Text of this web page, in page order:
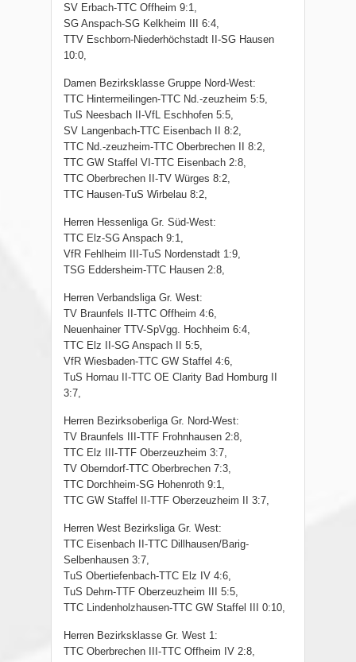
SV Erbach-TTC Offheim 9:1,
SG Anspach-SG Kelkheim III 6:4,
TTV Eschborn-Niederhöchstadt II-SG Hausen
10:0,
Damen Bezirksklasse Gruppe Nord-West:
TTC Hintermeilingen-TTC Nd.-zeuzheim 5:5,
TuS Neesbach II-VfL Eschhofen 5:5,
SV Langenbach-TTC Eisenbach II 8:2,
TTC Nd.-zeuzheim-TTC Oberbrechen II 8:2,
TTC GW Staffel VI-TTC Eisenbach 2:8,
TTC Oberbrechen II-TV Würges 8:2,
TTC Hausen-TuS Wirbelau 8:2,
Herren Hessenliga Gr. Süd-West:
TTC Elz-SG Anspach 9:1,
VfR Fehlheim III-TuS Nordenstadt 1:9,
TSG Eddersheim-TTC Hausen 2:8,
Herren Verbandsliga Gr. West:
TV Braunfels II-TTC Offheim 4:6,
Neuenhainer TTV-SpVgg. Hochheim 6:4,
TTC Elz II-SG Anspach II 5:5,
VfR Wiesbaden-TTC GW Staffel 4:6,
TuS Hornau II-TTC OE Clarity Bad Homburg II
3:7,
Herren Bezirksoberliga Gr. Nord-West:
TV Braunfels III-TTF Frohnhausen 2:8,
TTC Elz III-TTF Oberzeuzheim 3:7,
TV Oberndorf-TTC Oberbrechen 7:3,
TTC Dorchheim-SG Hohenroth 9:1,
TTC GW Staffel II-TTF Oberzeuzheim II 3:7,
Herren West Bezirksliga Gr. West:
TTC Eisenbach II-TTC Dillhausen/Barig-
Selbenhausen 3:7,
TuS Obertiefenbach-TTC Elz IV 4:6,
TuS Dehrn-TTF Oberzeuzheim III 5:5,
TTC Lindenholzhausen-TTC GW Staffel III 0:10,
Herren Bezirksklasse Gr. West 1:
TTC Oberbrechen III-TTC Offheim IV 2:8,